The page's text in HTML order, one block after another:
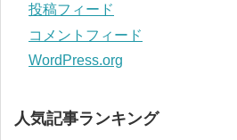
投稿フィード
コメントフィード
WordPress.org
人気記事ランキング